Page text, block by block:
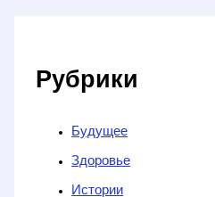
Рубрики
Будущее
Здоровье
Истории